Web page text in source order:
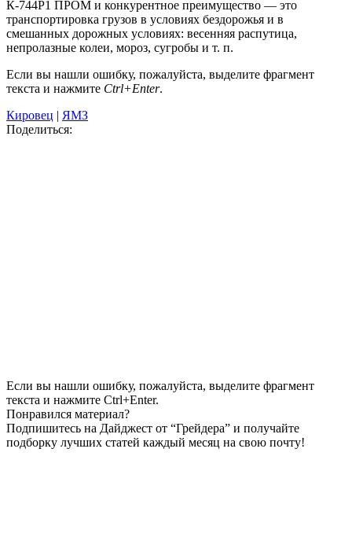
К-744Р1 ПРОМ и конкурентное преимущество — это
транспортировка грузов в условиях бездорожья и в
смешанных дорожных условиях: весенняя распутица,
непролазные колеи, мороз, сугробы и т. п.
Если вы нашли ошибку, пожалуйста, выделите фрагмент
текста и нажмите Ctrl+Enter.
Кировец | ЯМЗ
Поделиться:
Если вы нашли ошибку, пожалуйста, выделите фрагмент
текста и нажмите Ctrl+Enter.
Понравился материал?
Подпишитесь на Дайджест от “Грейдера” и получайте
подборку лучших статей каждый месяц на свою почту!